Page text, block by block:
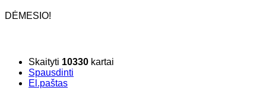
DĖMESIO!
Skaityti 10330 kartai
Spausdinti
El.paštas